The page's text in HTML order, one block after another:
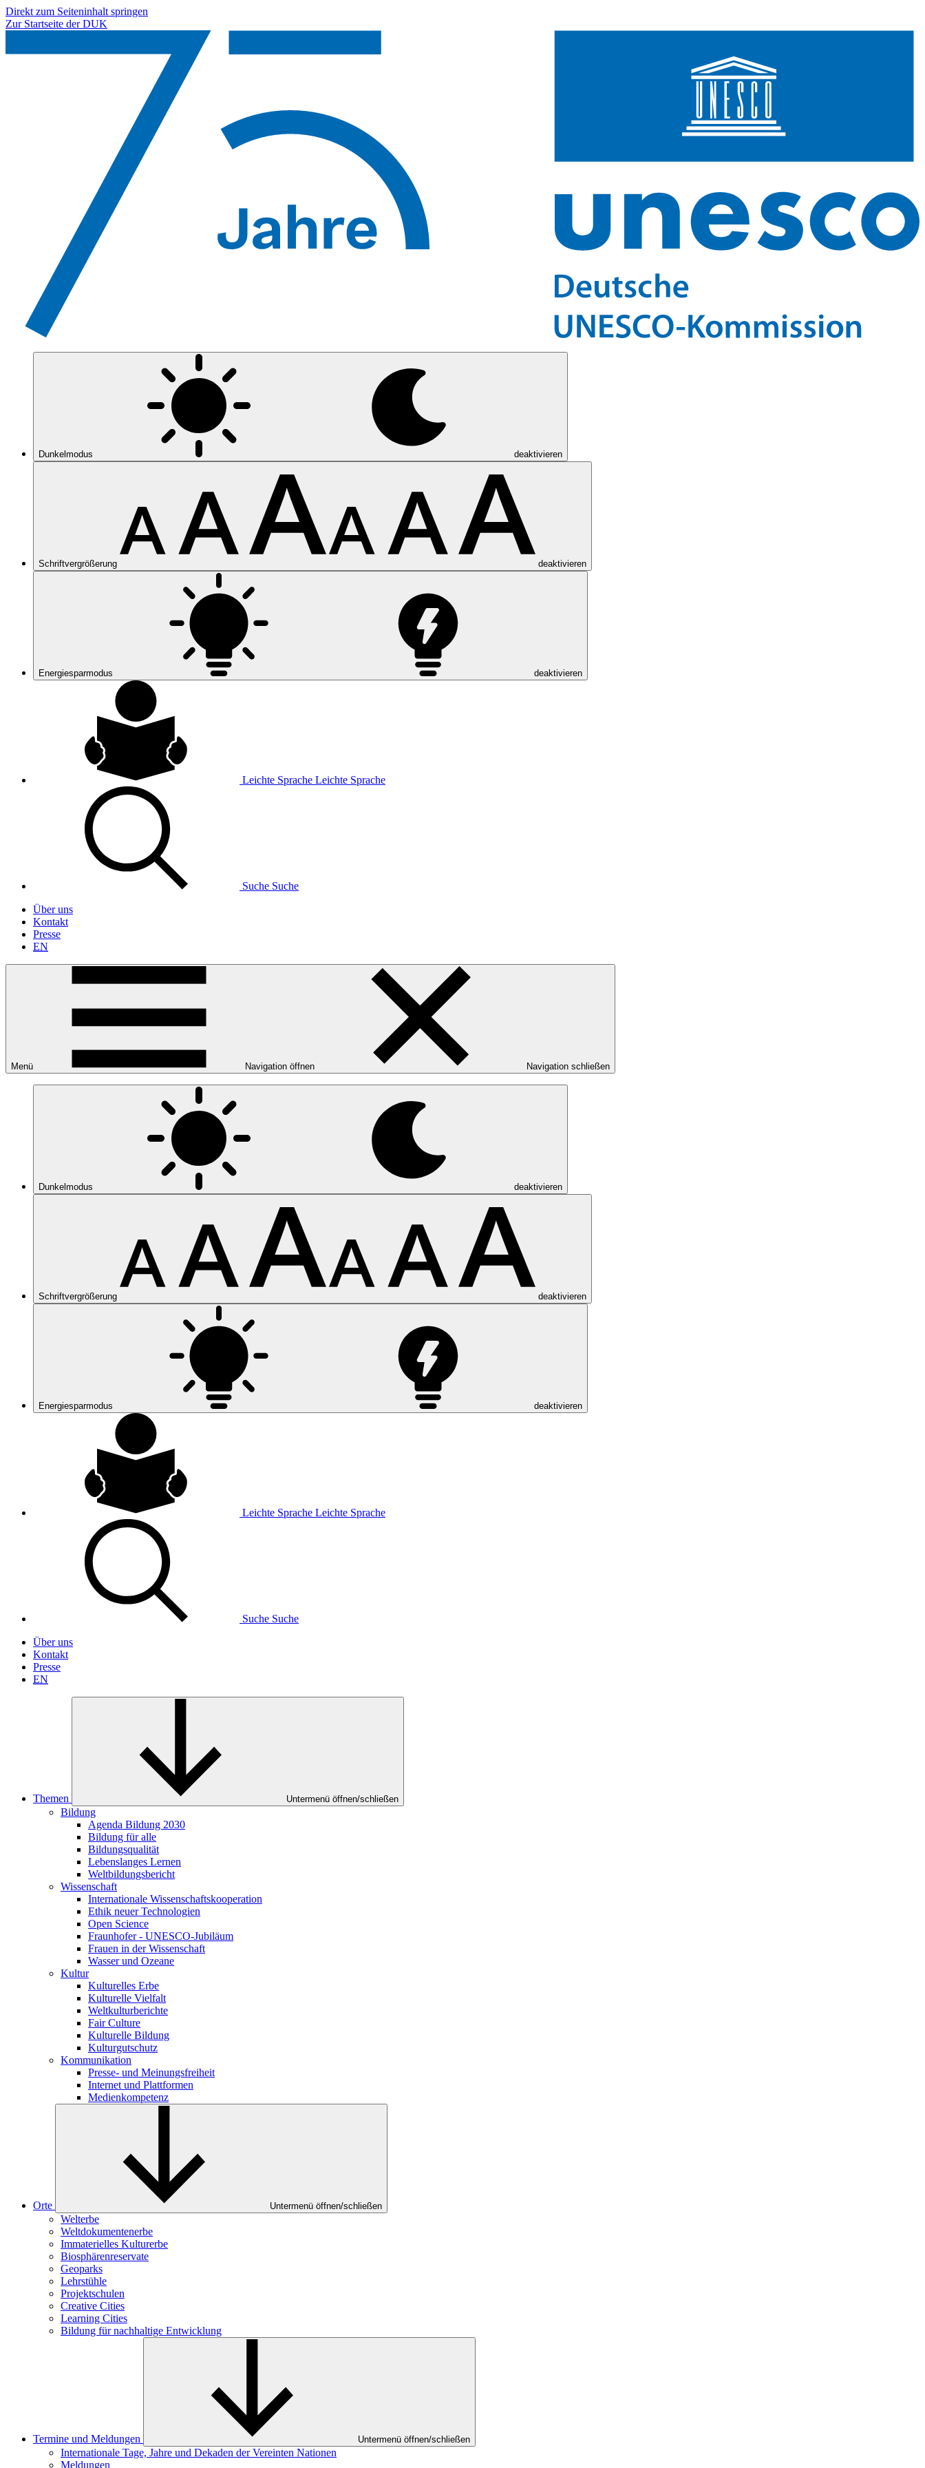
Direkt zum Seiteninhalt springen
Zur Startseite der DUK
Dunkelmodus deaktivieren
Schriftvergrößerung deaktivieren
Energiesparmodus deaktivieren
Leichte Sprache Leichte Sprache
Suche Suche
Über uns
Kontakt
Presse
EN
Menü Navigation öffnen Navigation schließen
Dunkelmodus deaktivieren
Schriftvergrößerung deaktivieren
Energiesparmodus deaktivieren
Leichte Sprache Leichte Sprache
Suche Suche
Über uns
Kontakt
Presse
EN
Themen Untermenü öffnen/schließen
Bildung
Agenda Bildung 2030
Bildung für alle
Bildungsqualität
Lebenslanges Lernen
Weltbildungsbericht
Wissenschaft
Internationale Wissenschaftskooperation
Ethik neuer Technologien
Open Science
Fraunhofer - UNESCO-Jubiläum
Frauen in der Wissenschaft
Wasser und Ozeane
Kultur
Kulturelles Erbe
Kulturelle Vielfalt
Weltkulturberichte
Fair Culture
Kulturelle Bildung
Kulturgutschutz
Kommunikation
Presse- und Meinungsfreiheit
Internet und Plattformen
Medienkompetenz
Orte Untermenü öffnen/schließen
Welterbe
Weltdokumentenerbe
Immaterielles Kulturerbe
Biosphärenreservate
Geoparks
Lehrstühle
Projektschulen
Creative Cities
Learning Cities
Bildung für nachhaltige Entwicklung
Termine und Meldungen Untermenü öffnen/schließen
Internationale Tage, Jahre und Dekaden der Vereinten Nationen
Meldungen